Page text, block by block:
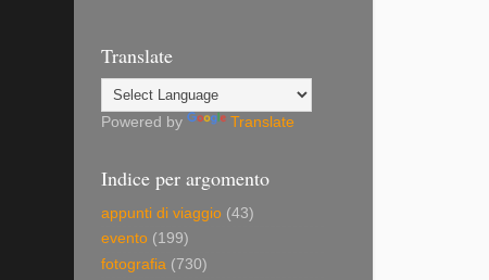
Translate
Powered by Translate
Indice per argomento
appunti di viaggio (43)
evento (199)
fotografia (730)